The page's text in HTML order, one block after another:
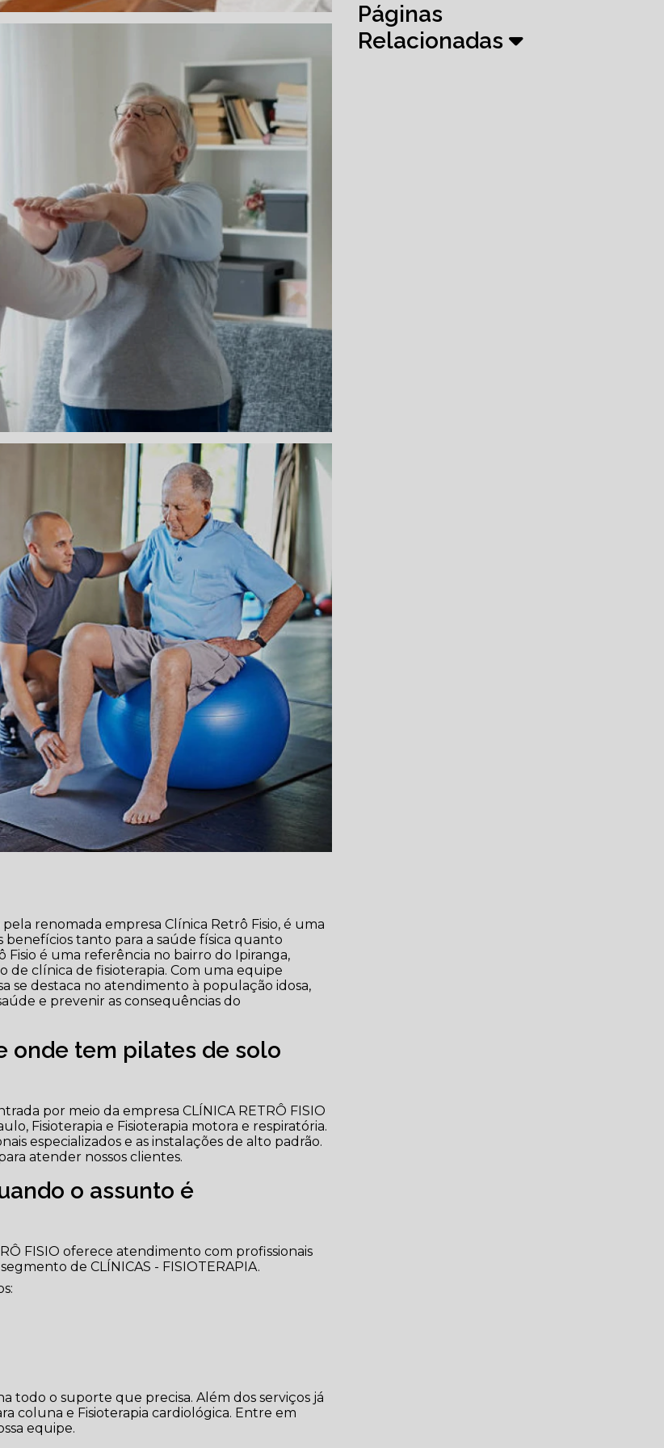
renomada empresa Clínica Retrô Fisio, é uma
tanto para a saúde física quanto
Fisio é uma referência no bairro do Ipiranga,
clínica de fisioterapia. Com uma equipe
se destaca no atendimento à população idosa,
e prevenir as consequências do
onde tem pilates de solo
por meio da empresa CLÍNICA RETRÔ FISIO
Fisioterapia e Fisioterapia motora e respiratória.
especializados e as instalações de alto padrão.
atender nossos clientes.
o assunto é
FISIO oferece atendimento com profissionais
de CLÍNICAS - FISIOTERAPIA.
todo o suporte que precisa. Além dos serviços já
coluna e Fisioterapia cardiológica. Entre em
equipe.
Páginas
Relacionadas